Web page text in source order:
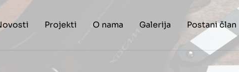
Projekti O nama Galerija Postani član